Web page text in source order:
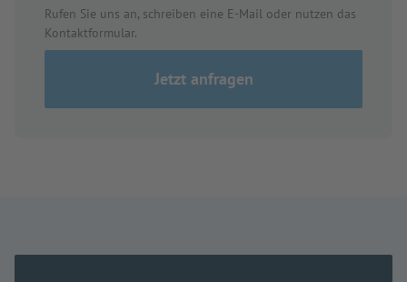
Rufen Sie uns an, schreiben eine E-Mail oder nutzen das
Kontaktformular.
Jetzt anfragen